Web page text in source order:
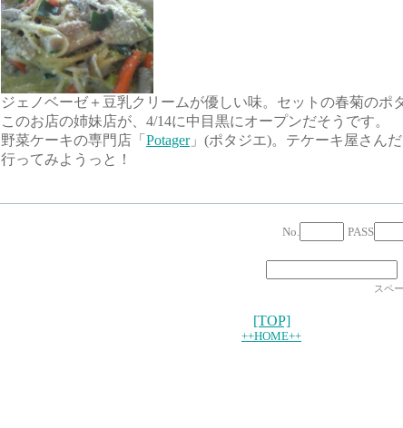
ジェノベーゼ＋豆乳クリームが優しい味。セットの春菊のポ
このお店の姉妹店が、4/14に中目黒にオープンだそうです。
野菜ケーキの専門店「 Potager」(ポタジエ)。テケーキ屋さん
行ってみようっと！
No. PASS
スペ
[TOP]
++HOME++